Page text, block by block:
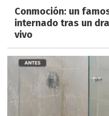
Conmoción: un
internado tras un
vivo